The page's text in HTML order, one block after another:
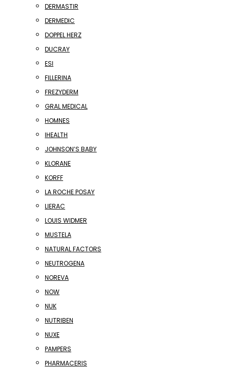
DERMASTIR
DERMEDIC
DOPPEL HERZ
DUCRAY
ESI
FILLERINA
FREZYDERM
GRAL MEDICAL
HOMNES
IHEALTH
JOHNSON’S BABY
KLORANE
KORFF
LA ROCHE POSAY
LIERAC
LOUIS WIDMER
MUSTELA
NATURAL FACTORS
NEUTROGENA
NOREVA
NOW
NUK
NUTRIBEN
NUXE
PAMPERS
PHARMACERIS